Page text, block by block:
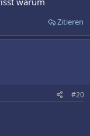
Zitieren
#20